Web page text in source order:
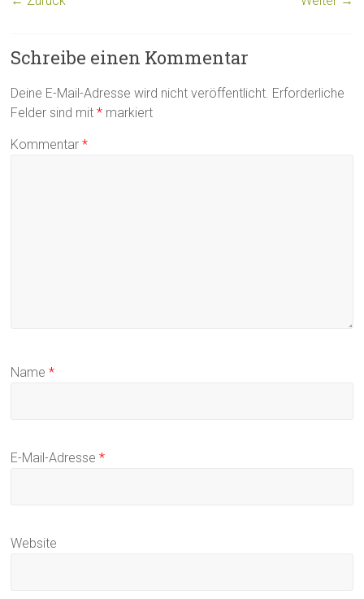
Schreibe einen Kommentar
Deine E-Mail-Adresse wird nicht veröffentlicht. Erforderliche
Felder sind mit* markiert
Kommentar*
Name*
E-Mail-Adresse*
Website